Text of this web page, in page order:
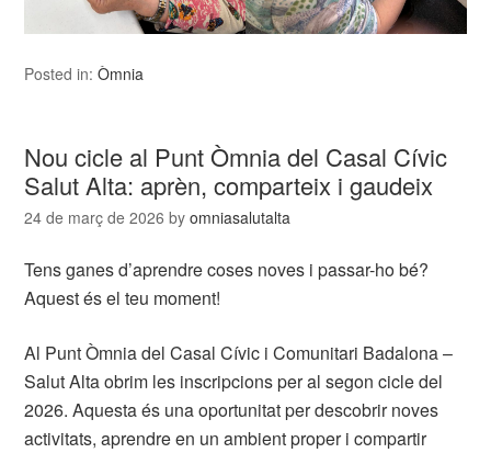
Posted in:Òmnia
Nou cicle al Punt Òmnia del Casal Cívic
Salut Alta: aprèn, comparteix i gaudeix
24 de març de 2026 byomniasalutalta
Tens ganes d’aprendre coses noves i passar-ho bé?
Aquest és el teu moment!
Al Punt Òmnia del Casal Cívic i Comunitari Badalona –
Salut Alta obrim les inscripcions per al segon cicle del
2026. Aquesta és una oportunitat per descobrir noves
activitats, aprendre en un ambient proper i compartir